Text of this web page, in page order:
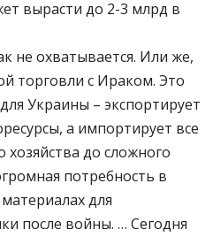
вырасти до 2-3 млрд в
не охватывается. Или же,
торговли с Ираком. Это
Украины – экспортирует
а импортирует все
хозяйства до сложного
потребность в
для
после войны. … Сегодня